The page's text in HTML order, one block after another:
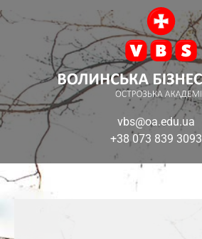
vbs@oa.edu.ua
+38 073 839 3093